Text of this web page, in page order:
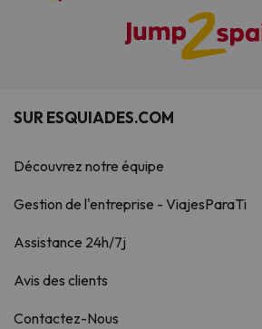
SUR ESQUIADES.COM
Découvrez notre équipe
Gestion de l'entreprise - ViajesParaTi
Assistance 24h/7j
Avis des clients
Contactez-Nous